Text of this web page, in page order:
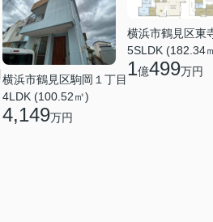
横浜市鶴見区駒岡１丁目
4LDK (100.52㎡)
4,149万円
横浜市鶴見区東
5SLDK (182.34
1億499万円